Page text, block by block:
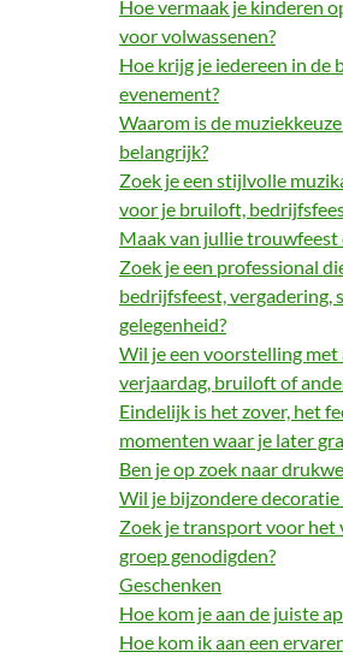
Hoe vermaak je kinderen
voor volwassenen?
Hoe krijg je iedereen in de
evenement?
Waarom is de
belangrijk?
Zoek je een stijlvolle
voor je bruiloft,
Maak van jullie
Zoek je een professional
bedrijfsfeest, vergadering,
gelegenheid?
Wil je een voorstelling
verjaardag, bruiloft of
Eindelijk is het zover, het
momenten waar je later
Ben je op zoek naar
Wil je bijzondere
Zoek je transport voor het
groep genodigden?
Geschenken
Hoe kom je aan de juiste
Hoe kom ik aan een